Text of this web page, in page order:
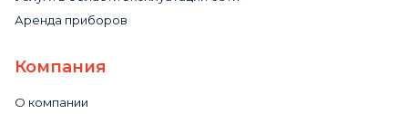
Аренда приборов
Компания
О компании